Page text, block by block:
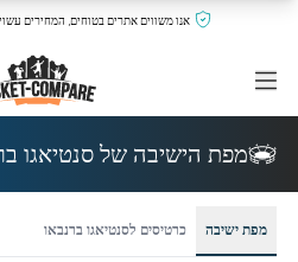
אנו משווים אתרים בטוחים, המחירים
מפת הישיבה של סנטיאגו
מפת ישיבה כרטיסים לסנטיאגו ברנבאו